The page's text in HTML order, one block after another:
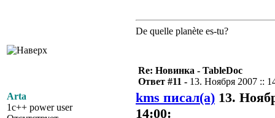
De quelle planète es-tu?
Arta
1c++ power user
Re: Новинка - TableDoc
Ответ #11 - 13. Ноября 2007 ::
kms писал(а) 13.
14:00: